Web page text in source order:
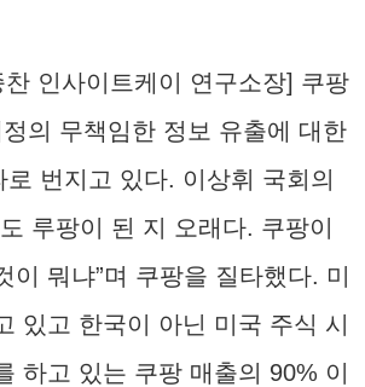
인사이트케이 연구소장] 쿠팡
의 무책임한 정보 유출에 대한
번지고 있다. 이상휘 국회의
루팡이 된 지 오래다. 쿠팡이
이 뭐냐”며 쿠팡을 질타했다. 미
있고 한국이 아닌 미국 주식 시
하고 있는 쿠팡 매출의 90% 이